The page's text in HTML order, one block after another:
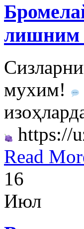
лишним
мухим!
https://
Read
16
Июл